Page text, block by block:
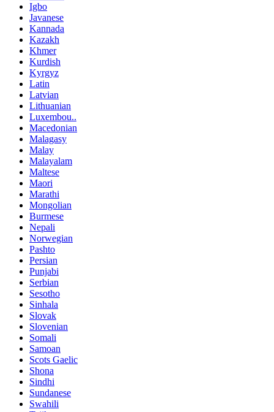
Igbo
Javanese
Kannada
Kazakh
Khmer
Kurdish
Kyrgyz
Latin
Latvian
Lithuanian
Luxembou..
Macedonian
Malagasy
Malay
Malayalam
Maltese
Maori
Marathi
Mongolian
Burmese
Nepali
Norwegian
Pashto
Persian
Punjabi
Serbian
Sesotho
Sinhala
Slovak
Slovenian
Somali
Samoan
Scots Gaelic
Shona
Sindhi
Sundanese
Swahili